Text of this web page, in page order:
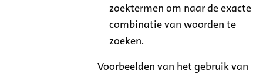
zoektermen om naar de exacte
combinatie van woorden te
zoeken.
Voorbeelden van het gebruik van